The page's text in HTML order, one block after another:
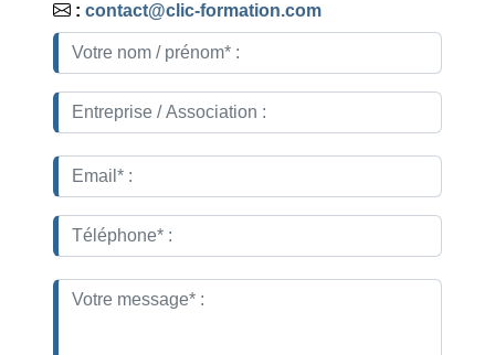
: contact@clic-formation.com